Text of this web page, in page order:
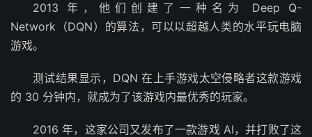
2013 年，他们创建了一种名为 Deep Q-
Network（DQN）的算法，可以以超越人类的水平玩电脑
游戏。
测试结果显示，DQN 在上手游戏太空侵略者这款游戏
的 30 分钟内，就成为了该游戏内最优秀的玩家。
2016 年，这家公司又发布了一款游戏 AI，并打败了这